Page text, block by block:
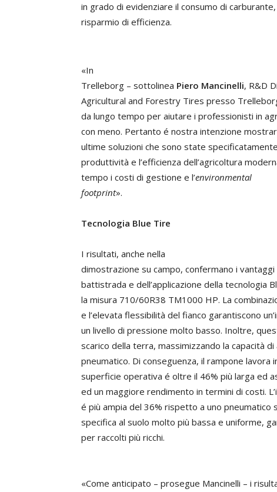
in grado di evidenziare il consumo di
risparmio di efficienza.
«In
Trelleborg – sottolinea Piero Mancinelli, R&D
Agricultural and Forestry Tires presso
da lungo tempo per aiutare i professionisti in
con meno. Pertanto é nostra intenzione
ultime soluzioni che sono state
produttività e l’efficienza dell’agricoltura
tempo i costi di gestione e l’environmental
footprint».
Tecnologia Blue Tire
I risultati, anche nella
dimostrazione su campo, confermano i
battistrada e dell’applicazione della tecnologia
la misura 710/60R38 TM1000 HP. La
e l’elevata flessibilità del fianco garantiscono
un livello di pressione molto basso. Inoltre,
scarico della terra, massimizzando la capacità
pneumatico. Di conseguenza, il rampone lavora
superficie operativa é oltre il 46% più larga ed
ed un maggiore rendimento in termini di costi.
é più ampia del 36% rispetto a uno
specifica al suolo molto più bassa e uniforme,
per raccolti più ricchi.
«Come anticipato – prosegue Mancinelli – i